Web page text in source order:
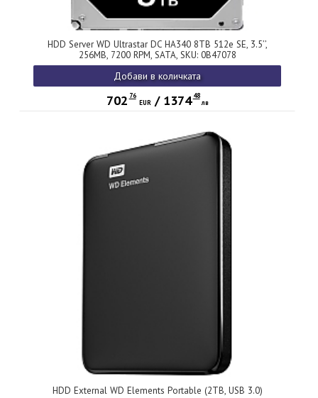
HDD Server WD Ultrastar DC HA340 8TB 512e SE, 3.5’’,
256MB, 7200 RPM, SATA, SKU: 0B47078
Добави в количката
702 76
EUR/ 1374 48
лв
HDD External WD Elements Portable (2TB, USB 3.0)